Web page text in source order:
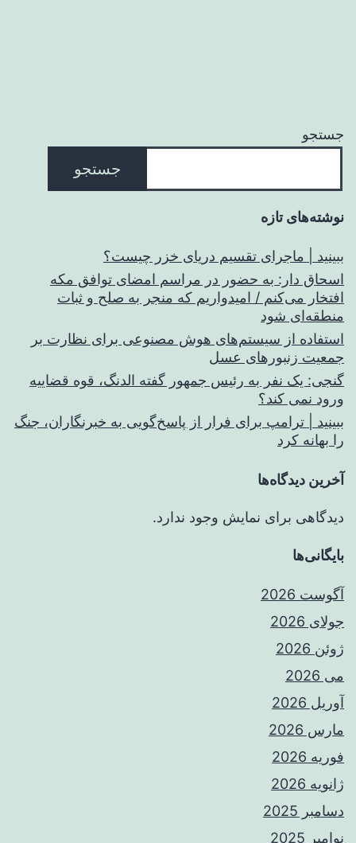
جستجو
جستجو
نوشته‌های تازه
ببینید | ماجرای تقسیم دریای خزر چیست؟
اسحاق‌ دار: به حضور در مراسم امضای توافق مکه
افتخار می‌کنم / امیدواریم که منجر به صلح و ثبات
منطقه‌ای شود
استفاده از سیستم‌های هوش مصنوعی برای نظارت بر
جمعیت زنبورهای عسل
گنجی: یک نفر به رئیس جمهور گفته الدنگ، قوه قضاییه
ورود نمی کند؟
ببینید | ترامپ برای فرار از پاسخ‌گویی به خبرنگاران، جنگ
را بهانه کرد
آخرین دیدگاه‌ها
دیدگاهی برای نمایش وجود ندارد.
بایگانی‌ها
آگوست 2026
جولای 2026
ژوئن 2026
می 2026
آوریل 2026
مارس 2026
فوریه 2026
ژانویه 2026
دسامبر 2025
نوامبر 2025